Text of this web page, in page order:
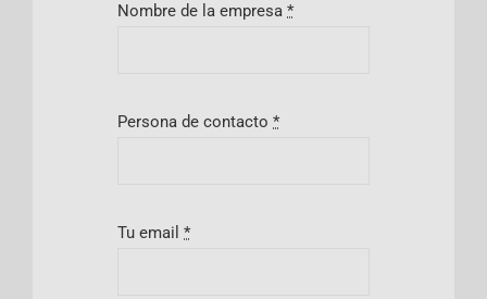
Nombre de la empresa*
Persona de contacto*
Tu email*